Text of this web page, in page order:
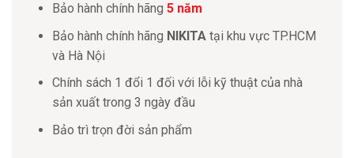
Bảo hành chính hãng 5 năm
Bảo hành chính hãng NIKITAtại khu vực TP.HCM
và Hà Nội
Chính sách 1 đổi 1 đối với lỗi kỹ thuật của nhà
sản xuất trong 3 ngày đầu
Bảo trì trọn đời sản phẩm